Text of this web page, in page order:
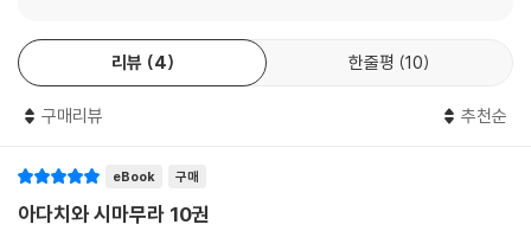
리뷰 4 한줄평 10
구매리뷰 추천순
eBook 구매
아다치와 시마무라 10권